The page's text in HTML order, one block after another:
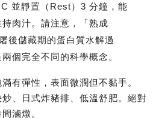
並靜置（Rest）3 分鐘 ，能
肉汁。請注意，「熟成
後儲藏期的蛋白質水解過
個完全不同的科學概念。
有彈性，表面微潤但不黏手。
炒、日式炸豬排、低溫舒肥。絕對
滷燉。